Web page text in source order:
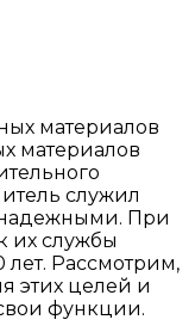
материалов
служил
При
их службы
лет. Рассмотрим,
этих целей и
функции.